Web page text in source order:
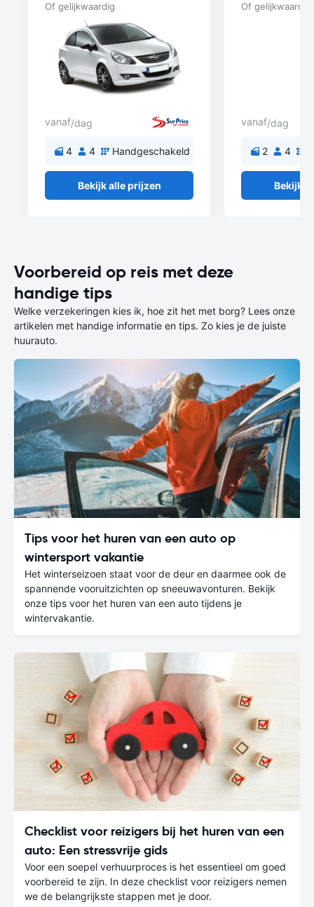
Of gelijkwaardig
vanaf/dag
4 4 Handgeschakeld
Bekijk alle prijzen
Of gelijkwaardig
vanaf/dag
2 4
Bekijk
Voorbereid op reis met deze
handige tips
Welke verzekeringen kies ik, hoe zit het met borg? Lees onze
artikelen met handige informatie en tips. Zo kies je de juiste
huurauto.
Tips voor het huren van een auto op
wintersport vakantie
Het winterseizoen staat voor de deur en daarmee ook de
spannende vooruitzichten op sneeuwavonturen. Bekijk
onze tips voor het huren van een auto tijdens je
wintervakantie.
Checklist voor reizigers bij het huren van een
auto: Een stressvrije gids
Voor een soepel verhuurproces is het essentieel om goed
voorbereid te zijn. In deze checklist voor reizigers nemen
we de belangrijkste stappen met je door.